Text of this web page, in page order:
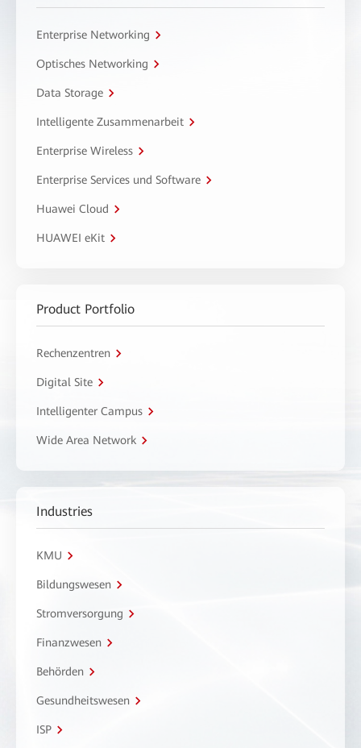
Enterprise Networking
Optisches Networking
Data Storage
Intelligente Zusammenarbeit
Enterprise Wireless
Enterprise Services und Software
Huawei Cloud
HUAWEI eKit
Product Portfolio
Rechenzentren
Digital Site
Intelligenter Campus
Wide Area Network
Industries
KMU
Bildungswesen
Stromversorgung
Finanzwesen
Behörden
Gesundheitswesen
ISP